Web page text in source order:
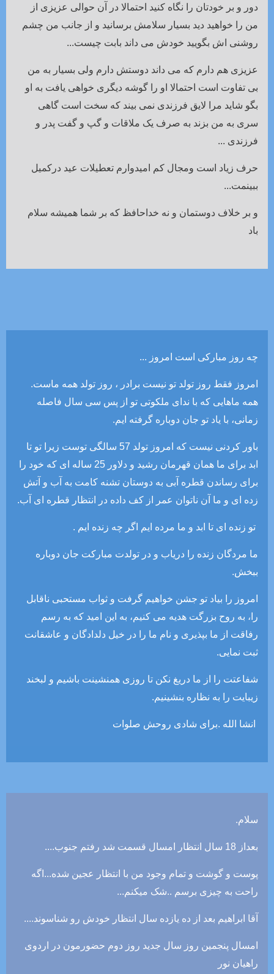
چه روز مبارکی است امروز ...
امروز فقط روز تولد تو نیست برادر ، روز تولد همه ماست.
همه ماهایی که با ندای ملکوتی تو از پس سی سال فاصله
زمانی، با یاد تو جان دوباره گرفته ایم.
باور کردنی نیست که امروز تولد 57 سالگی توست زیرا تو تا
ابد برای ما همان قهرمان رشید و دلاور 25 ساله ای که خود را
برای رساندن قطره آبی به دوستان تشنه کامت به آب و آتش
زده ای و ما آن ناتوان عمر از کف داده در انتظار قطره ای آب.
تو زنده ای تا ابد و ما مرده ایم اگر چه زنده ایم .
ما مردگان زنده را دریاب و در تولدت مبارکت جان دوباره
ببخش.
امروز را بیاد تو جشن خواهیم گرفت و ثواب مستحبی ناقابل
را، به روح بزرگت هدیه می کنیم، به این امید که به رسم
رفاقت از ما بپذیری و نام ما را در خیل دلدادگان و عاشقانت
ثبت نمایی.
شفاعتت را از ما دریغ نکن تا روزی همنشینت باشیم و لبخند
زیبایت را به نظاره بنشینیم.
انشا الله .برای شادی روحش صلوات
سلام.
بعداز 18 سال انتظار امسال قسمت شد رفتم جنوب....
پوست و گوشت و تمام وجود من با انتظار عجین شده...اگه
راحت به چیزی برسم ..شک میکنم...
آقا ابراهیم بعد از ده یازده سال انتظار خودش رو شناسوند....
امسال پنجمین روز سال جدید روز دوم حضورمون در اردوی
راهیان نور
دور و بر خودتان را نگاه کنید احتمالا در آن حوالی عزیزی از
من را خواهید دید بسیار سلامش برسانید و از جانب من چشم
روشنی اش بگویید خودش می داند بابت چیست...
عزیزی هم دارم که می داند دوستش دارم ولی بسیار به من
بی تفاوت است احتمالا او را گوشه دیگری خواهی یافت به او
بگو شاید مرا لایق فرزندی نمی بیند که سخت است گاهی
سری به من بزند به صرف یک ملاقات و گپ و گفت پدر و
فرزندی ...
حرف زیاد است ومجال کم امیدوارم تعطیلات عید درکمیل
ببینمت...
و بر خلاف دوستمان و نه خداحافظ که بر شما همیشه سلام
باد